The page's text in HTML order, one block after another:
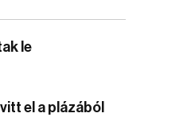
le
el a plázából